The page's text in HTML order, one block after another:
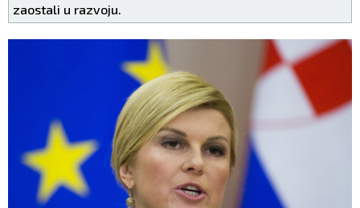
zaostali u razvoju.